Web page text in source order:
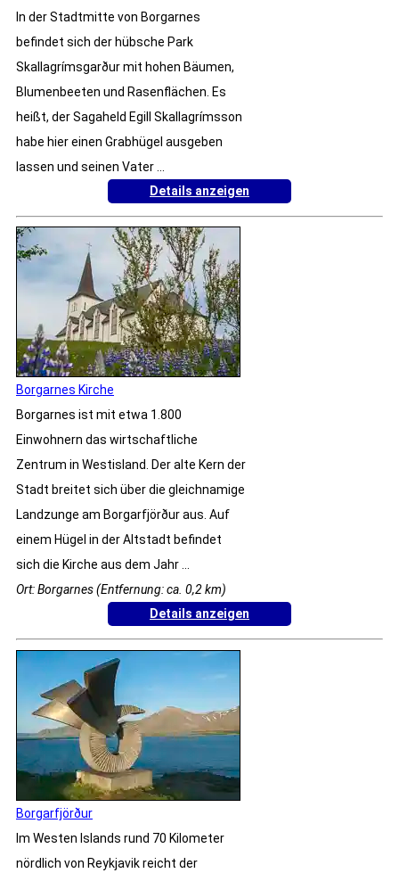
In der Stadtmitte von Borgarnes
befindet sich der hübsche Park
Skallagrímsgarður mit hohen Bäumen,
Blumenbeeten und Rasenflächen. Es
heißt, der Sagaheld Egill Skallagrímsson
habe hier einen Grabhügel ausgeben
lassen und seinen Vater ...
Details anzeigen
Borgarnes Kirche
Borgarnes ist mit etwa 1.800
Einwohnern das wirtschaftliche
Zentrum in Westisland. Der alte Kern der
Stadt breitet sich über die gleichnamige
Landzunge am Borgarfjörður aus. Auf
einem Hügel in der Altstadt befindet
sich die Kirche aus dem Jahr ...
Ort: Borgarnes (Entfernung: ca. 0,2 km)
Details anzeigen
Borgarfjörður
Im Westen Islands rund 70 Kilometer
nördlich von Reykjavik reicht der